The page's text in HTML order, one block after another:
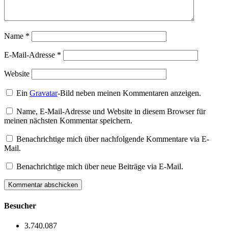
Name *
E-Mail-Adresse *
Website
EinGravatar-Bild neben meinen Kommentaren anzeigen.
Name, E-Mail-Adresse und Website in diesem Browser für
meinen nächsten Kommentar speichern.
Benachrichtige mich über nachfolgende Kommentare via E-
Mail.
Benachrichtige mich über neue Beiträge via E-Mail.
Besucher
3.740.087